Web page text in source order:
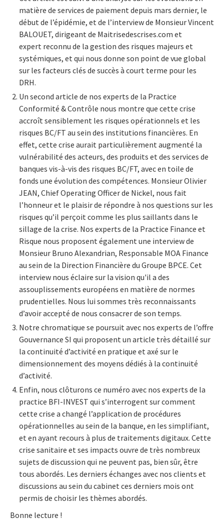
matière de services de paiement depuis mars dernier, le
début de l’épidémie, et de l’interview de Monsieur Vincent
BALOUET, dirigeant de Maitrisedescrises.com et
expert reconnu de la gestion des risques majeurs et
systémiques, et qui nous donne son point de vue global
sur les facteurs clés de succès à court terme pour les
DRH.
Un second article de nos experts de la Practice
Conformité & Contrôle nous montre que cette crise
accroît sensiblement les risques opérationnels et les
risques BC/FT au sein des institutions financières. En
effet, cette crise aurait particulièrement augmenté la
vulnérabilité des acteurs, des produits et des services de
banques vis-à-vis des risques BC/FT, avec en toile de
fonds une évolution des compétences. Monsieur Olivier
JEAN, Chief Operating Officer de Nickel, nous fait
l’honneur et le plaisir de répondre à nos questions sur les
risques qu’il perçoit comme les plus saillants dans le
sillage de la crise. Nos experts de la Practice Finance et
Risque nous proposent également une interview de
Monsieur Bruno Alexandrian, Responsable MOA Finance
au sein de la Direction Financière du Groupe BPCE. Cet
interview nous éclaire sur la vision qu'il a des
assouplissements européens en matière de normes
prudentielles. Nous lui sommes très reconnaissants
d’avoir accepté de nous consacrer de son temps.
Notre chromatique se poursuit avec nos experts de l’offre
Gouvernance SI qui proposent un article très détaillé sur
la continuité d’activité en pratique et axé sur le
dimensionnement des moyens dédiés à la continuité
d’activité.
Enfin, nous clôturons ce numéro avec nos experts de la
practice BFI-INVEST qui s’interrogent sur comment
cette crise a changé l’application de procédures
opérationnelles au sein de la banque, en les simplifiant,
et en ayant recours à plus de traitements digitaux. Cette
crise sanitaire et ses impacts ouvre de très nombreux
sujets de discussion qui ne peuvent pas, bien sûr, être
tous abordés. Les derniers échanges avec nos clients et
discussions au sein du cabinet ces derniers mois ont
permis de choisir les thèmes abordés.
Bonne lecture !